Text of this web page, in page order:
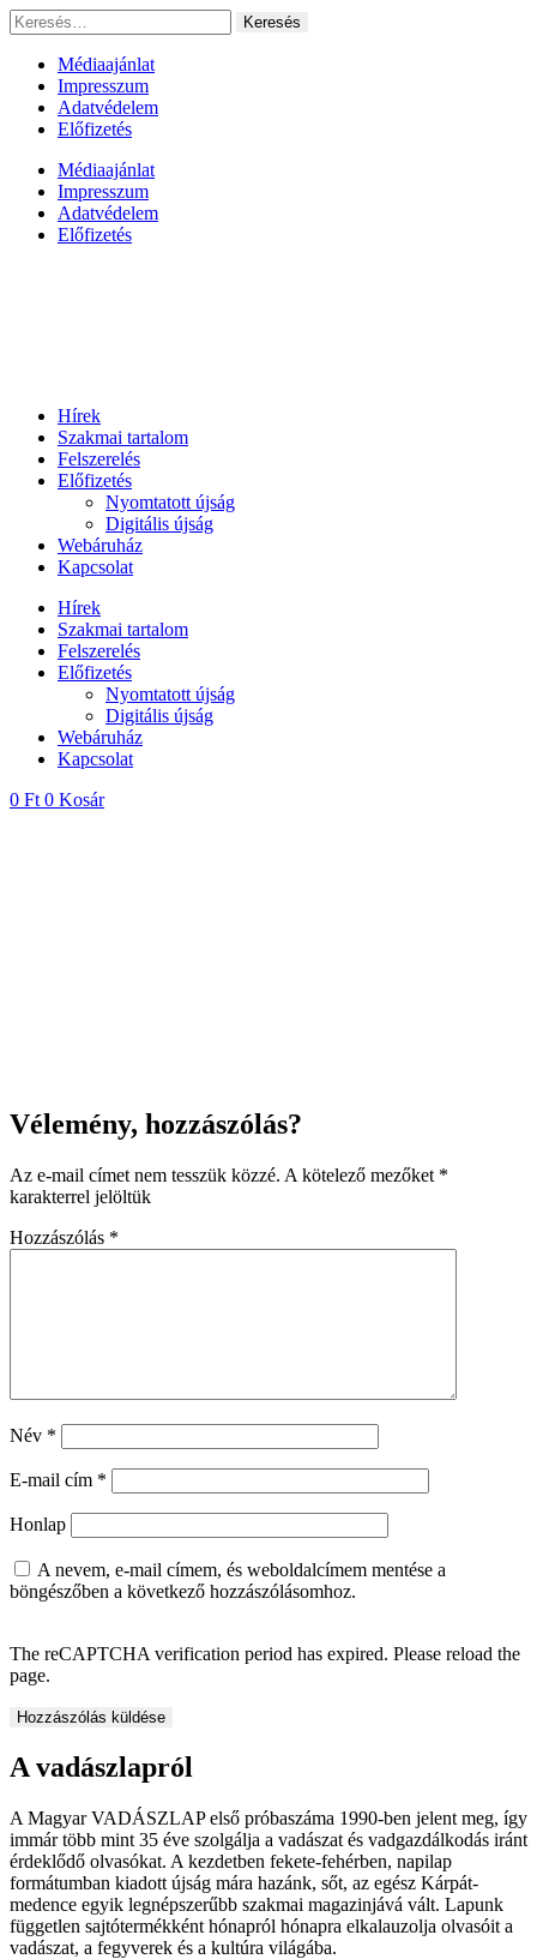
Ugrás
a
tartalomhoz
Keresés:
Médiaajánlat
Impresszum
Adatvédelem
Előfizetés
Médiaajánlat
Impresszum
Adatvédelem
Előfizetés
Hírek
Szakmai tartalom
Felszerelés
Előfizetés
Nyomtatott újság
Digitális újság
Webáruház
Kapcsolat
Hírek
Szakmai tartalom
Felszerelés
Előfizetés
Nyomtatott újság
Digitális újság
Webáruház
Kapcsolat
0 Ft 0 Kosár
Vélemény, hozzászólás?
Az e-mail címet nem tesszük közzé. A kötelező mezőket *
karakterrel jelöltük
Hozzászólás *
Név *
E-mail cím *
Honlap
A nevem, e-mail címem, és weboldalcímem mentése a
böngészőben a következő hozzászólásomhoz.
The reCAPTCHA verification period has expired. Please reload the
page.
A vadászlapról
A Magyar VADÁSZLAP első próbaszáma 1990-ben jelent meg, így
immár több mint 35 éve szolgálja a vadászat és vadgazdálkodás iránt
érdeklődő olvasókat. A kezdetben fekete-fehérben, napilap
formátumban kiadott újság mára hazánk, sőt, az egész Kárpát-
medence egyik legnépszerűbb szakmai magazinjává vált. Lapunk
független sajtótermékként hónapról hónapra elkalauzolja olvasóit a
vadászat, a fegyverek és a kultúra világába.